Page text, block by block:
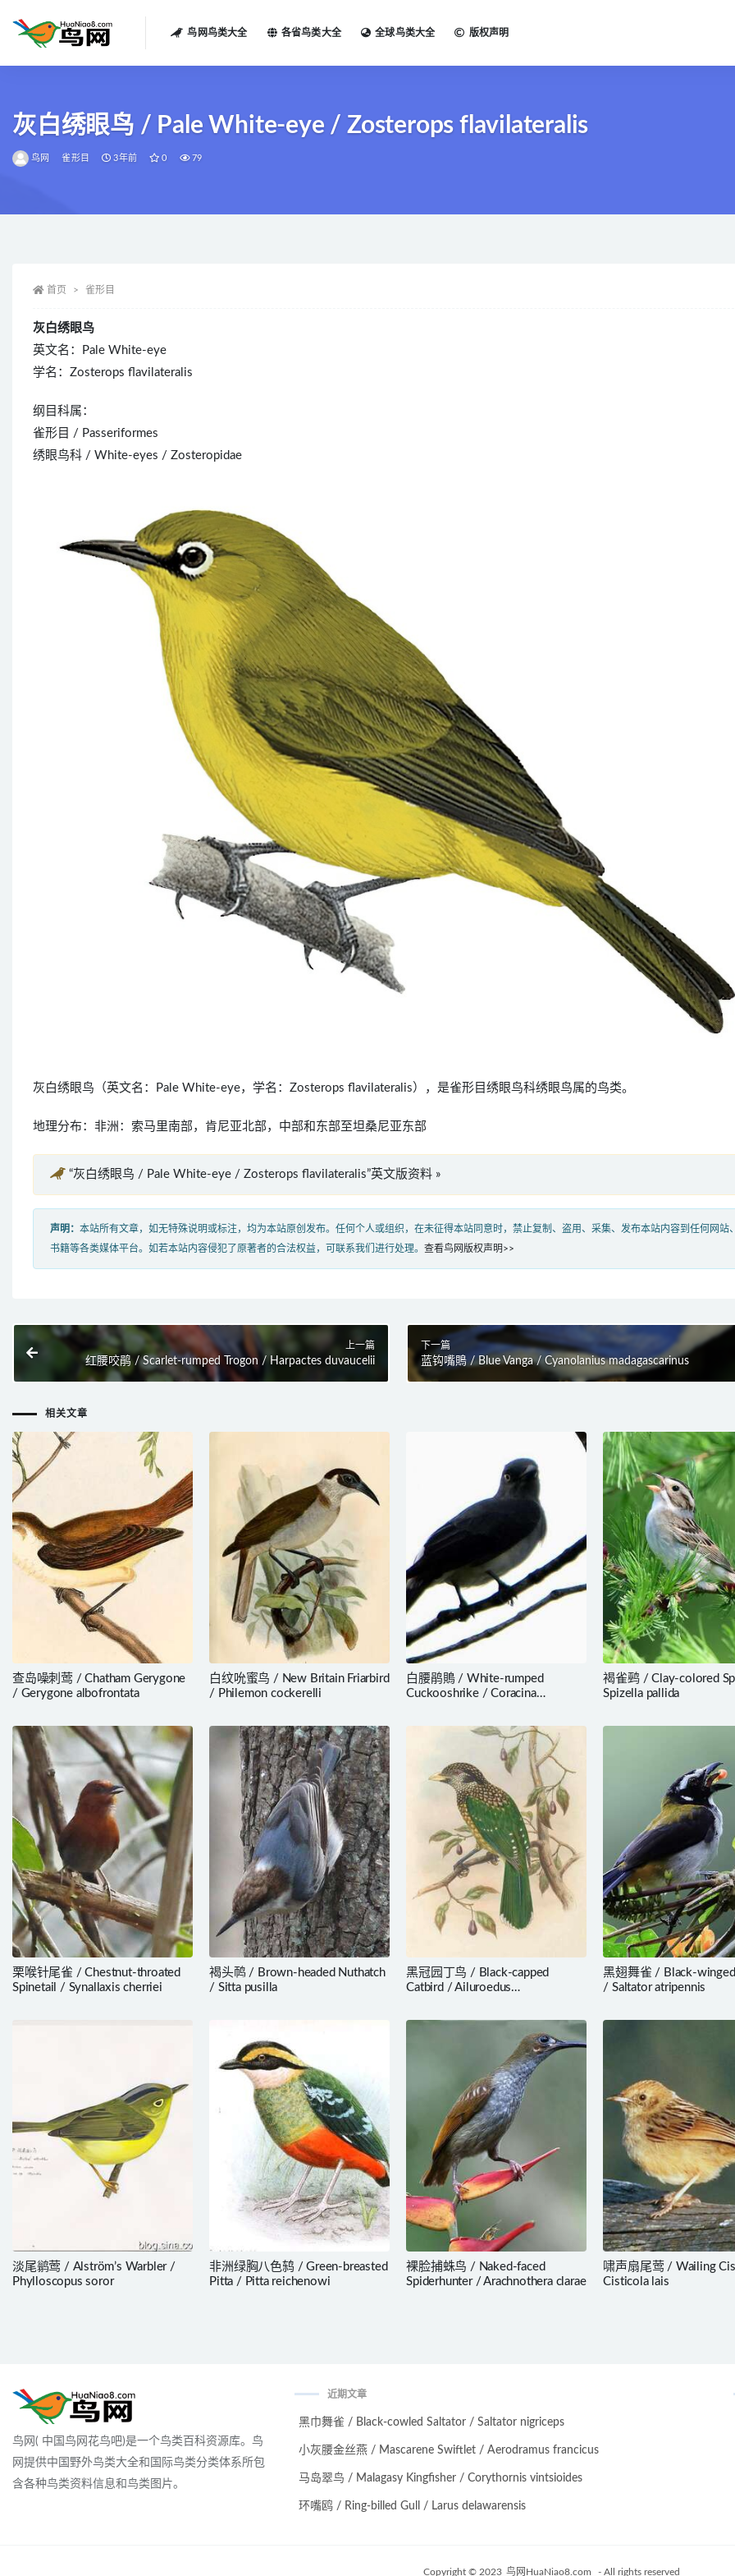
鸟网鸟类大全 各省鸟类大全 全球鸟类大全 版权声明
灰白绣眼鸟 / Pale White-eye / Zosterops flavilateralis
鸟网 雀形目 3年前 0 79
首页 雀形目
灰白绣眼鸟
英文名：Pale White-eye
学名：Zosterops flavilateralis
纲目科属：
雀形目 / Passeriformes
绣眼鸟科 / White-eyes / Zosteropidae
灰白绣眼鸟（英文名：Pale White-eye，学名：Zosterops flavilateralis），是雀形目绣眼鸟科绣眼鸟属的鸟类。
地理分布：非洲：索马里南部，肯尼亚北部，中部和东部至坦桑尼亚东部
“灰白绣眼鸟 / Pale White-eye / Zosterops flavilateralis”英文版资料 »
声明： 本站所有文章，如无特殊说明或标注，均为本站原创发布。任何个人或组织，在未征得本站同意时，禁止复制、盗用、采集、发布本站内容到任何网站
书籍等各类媒体平台。如若本站内容侵犯了原著者的合法权益，可联系我们进行处理。 查看鸟网版权声明>>
上一篇
红腰咬鹃 / Scarlet-rumped Trogon / Harpactes duvaucelii
下一篇
蓝钩嘴鵙 / Blue Vanga / Cyanolanius madagascarinus
相关文章
查岛噪刺莺 / Chatham Gerygone
/ Gerygone albofrontata
白纹吮蜜鸟 / New Britain Friarbird
/ Philemon cockerelli
白腰鹃鵙 / White-rumped
Cuckooshrike / Coracina
褐雀鹀 / Clay-colored
Spizella pallida
栗喉针尾雀 / Chestnut-throated
Spinetail / Synallaxis cherriei
褐头䴓 / Brown-headed Nuthatch
/ Sitta pusilla
黑冠园丁鸟 / Black-capped
Catbird / Ailuroedus
黑翅舞雀 / Black-
/ Saltator atripennis
淡尾鹟莺 / Alström’s Warbler /
Phylloscopus soror
非洲绿胸八色鸫 / Green-breasted
Pitta / Pitta reichenowi
裸脸捕蛛鸟 / Naked-faced
Spiderhunter / Arachnothera clarae
啸声扇尾莺 / Wailing
Cisticola lais
鸟网( 中国鸟网花鸟吧)是一个鸟类百科资源库。鸟
网提供中国野外鸟类大全和国际鸟类分类体系所包
含各种鸟类资料信息和鸟类图片。
近期文章
黑巾舞雀 / Black-cowled Saltator / Saltator nigriceps
小灰腰金丝燕 / Mascarene Swiftlet / Aerodramus francicus
马岛翠鸟 / Malagasy Kingfisher / Corythornis vintsioides
环嘴鸥 / Ring-billed Gull / Larus delawarensis
Copyright © 2023 鸟网HuaNiao8.com - All rights reserved